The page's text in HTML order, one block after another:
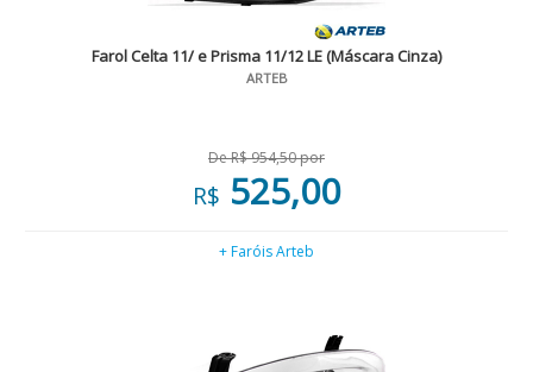
Farol Celta 11/ e Prisma 11/12 LE (Máscara Cinza)
ARTEB
De R$ 954,50 por
R$ 525,00
+ Faróis Arteb